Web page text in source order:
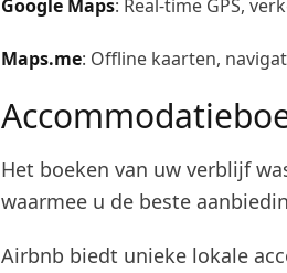
Google Maps: Real-time GPS,
Maps.me: Offline kaarten,
Het boeken van uw verblijf
waarmee u de beste
Airbnb biedt unieke lokale